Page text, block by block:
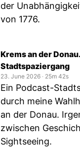
der
von 1776.
Krems an der
Stadtspaziergang
23. June 2026 ‧ 25m 42s
Ein Podcast-
durch meine
an der Donau.
zwischen
Sightseeing.